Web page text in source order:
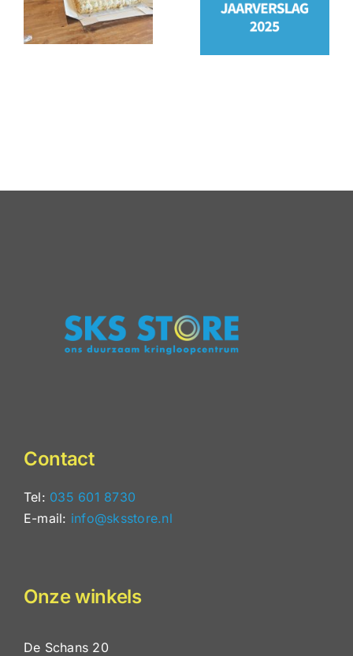
Contact
Tel: 035 601 8730
E-mail: info@sksstore.nl
Onze winkels
De Schans 20